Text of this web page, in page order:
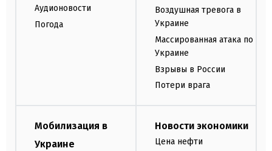
Аудионовости
Погода
Воздушная тревога в
Украине
Массированная атака по
Украине
Взрывы в России
Потери врага
Мобилизация в
Украине
Новости экономики
Цена нефти